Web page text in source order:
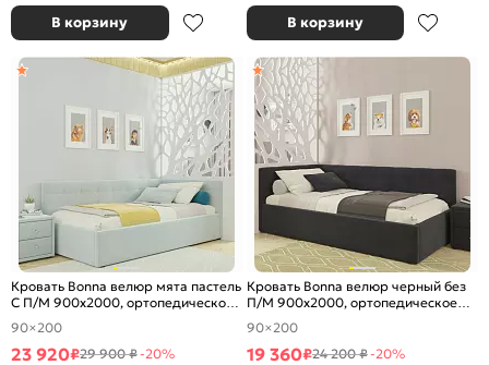
В корзину В корзину
Кровать Bonna велюр мята пастель
С П/М 900x2000, ортопедическое
основание, изголовье мягкое
90×200
23 920₽29 900 ₽-20%
Кровать Bonna велюр черный без
П/М 900x2000, ортопедическое
основание, изголовье мягкое
90×200
19 360₽24 200 ₽-20%